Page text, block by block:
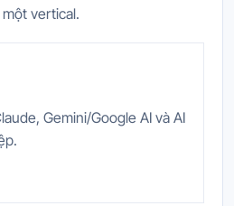
vertical.
Gemini/Google AI và AI